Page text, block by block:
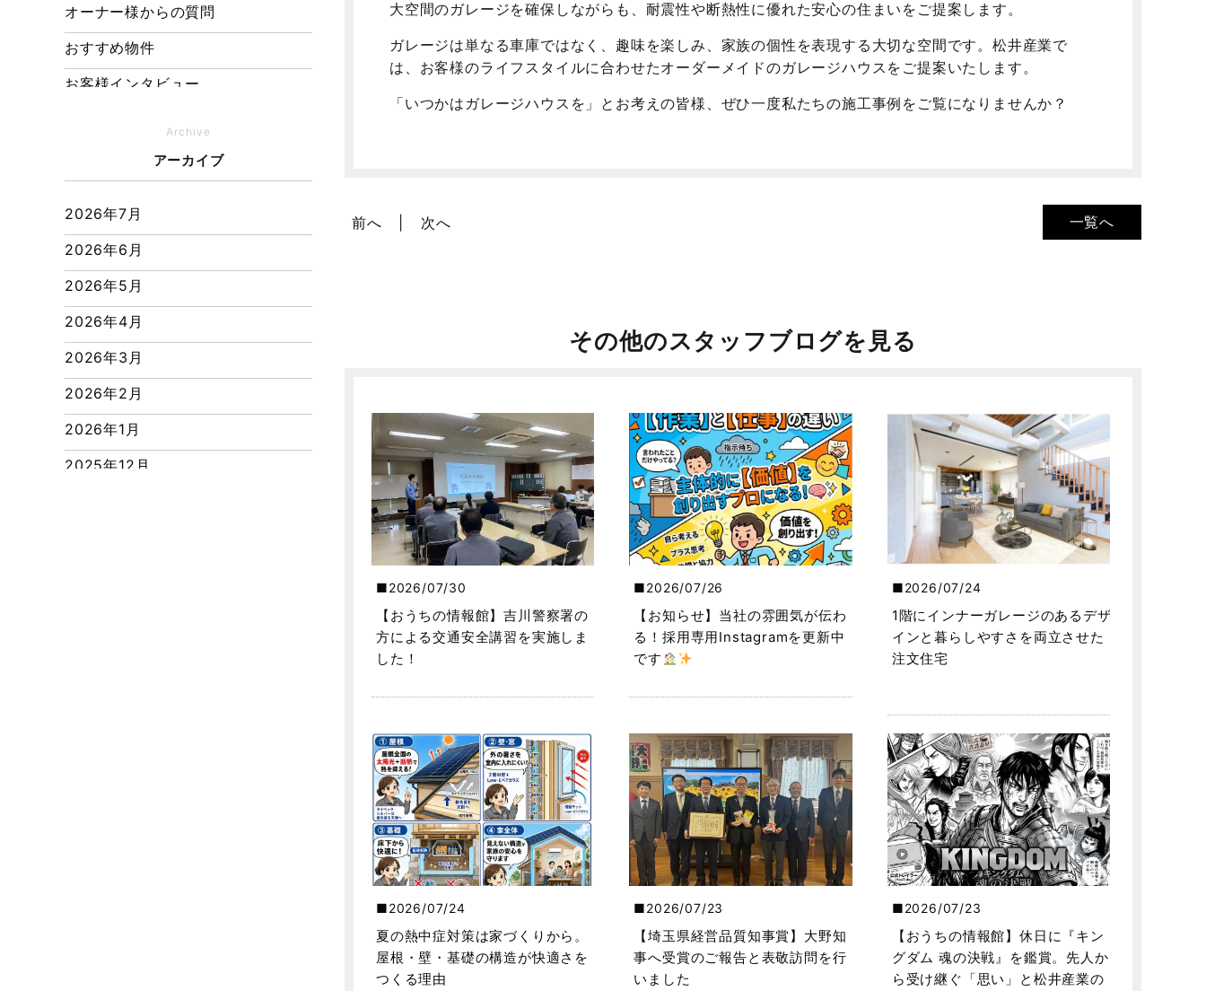
大空間のガレージを確保しながらも、耐震性や断熱性に優れた安心の住まいをご提案します。
ガレージは単なる車庫ではなく、趣味を楽しみ、家族の個性を表現する大切な空間です。松井産業で
は、お客様のライフスタイルに合わせたオーダーメイドのガレージハウスをご提案いたします。
「いつかはガレージハウスを」とお考えの皆様、ぜひ一度私たちの施工事例をご覧になりませんか？
一覧へ
前へ 次へ
その他のスタッフブログを見る
2026/07/30
【おうちの情報館】吉川警察署の
方による交通安全講習を実施しま
した！
2026/07/26
【お知らせ】当社の雰囲気が伝わ
る！採用専用Instagramを更新中
です
2026/07/24
1階にインナーガレージのあるデザ
インと暮らしやすさを両立させた
注文住宅
2026/07/24
夏の熱中症対策は家づくりから。
屋根・壁・基礎の構造が快適さを
つくる理由
2026/07/23
【埼玉県経営品質知事賞】大野知
事へ受賞のご報告と表敬訪問を行
いました
2026/07/23
【おうちの情報館】休日に『キン
グダム 魂の決戦』を鑑賞。先人か
ら受け継ぐ「思い」と松井産業の
オーナー様からの質問
おすすめ物件
お客様インタビュー
キャンペーン
Archive
アーカイブ
2026年7月
2026年6月
2026年5月
2026年4月
2026年3月
2026年2月
2026年1月
2025年12月